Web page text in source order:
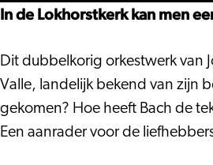
Passion
de
Passion
van
Matthäus-
Passion
In de Lokhorstkerk kan men
Dit dubbelkorig orkestwerk van
Valle, landelijk bekend van zijn
gekomen? Hoe heeft Bach de
Een aanrader voor de